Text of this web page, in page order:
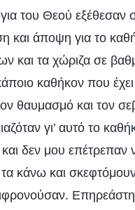
του Θεού εξέθεσαν
και άποψη για το
και τα χώριζα σε
καθήκον που
τον θαυμασμό και
γι’ αυτό το
και δεν μου
κάνω και σκεφτόμουν